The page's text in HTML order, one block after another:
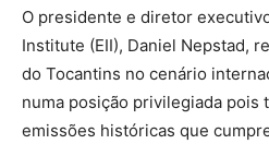
O presidente e diretor
Institute (EII), Daniel Nepstad,
do Tocantins no cenário
numa posição privilegiada pois
emissões históricas que